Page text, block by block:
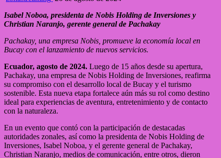
Isabel Noboa, presidenta de Nobis Holding de Inversiones y
Christian Naranjo, gerente general de Pachakay
Pachakay, una empresa Nobis, promueve la economía local en
Bucay con el lanzamiento de nuevos servicios.
Ecuador, agosto de 2024. Luego de 15 años desde su apertura,
Pachakay, una empresa de Nobis Holding de Inversiones, reafirma
su compromiso con el desarrollo local de Bucay y el turismo
sostenible. Esta nueva etapa fortalece aún más su rol como destino
ideal para experiencias de aventura, entretenimiento y de contacto
con la naturaleza.
En un evento que contó con la participación de destacadas
autoridades zonales, así como la presidenta de Nobis Holding de
Inversiones, Isabel Noboa, y el gerente general de Pachakay,
Christian Naranjo, medios de comunicación, entre otros, dieron